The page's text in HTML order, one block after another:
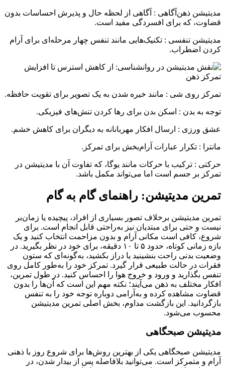
مدیتیشن ذهن‌آگاهی : آگاهی از لحظه حال و پذیرش احساسات بدون
قضاوت، که برای افسردگی مفید است.
مدیتیشن تنفسی : تکنیک‌هایی مانند تنفس چهار مرحله‌ای برای آرام
کردن اضطراب.
تمرکز روی شی : مانند خیره شدن به یک تصویر برای تقویت حافظه.
توجه به بدن : اسکن بدن برای رها کردن تنش‌های فیزیکی.
عشق ورزی : ارسال افکار مهربانانه به دیگران برای کاهش خشم.
مانترا : تکرار عبارات آرام‌بخش برای تمرکز.
حرکتی : ترکیب با حرکات مانند یوگا، که تفاوت آن با مدیتیشن در
تمرکز بر جسم است اما می‌تواند مکمل باشد.
تمرین مدیتیشن: راهنمای گام به گام
تمرین مدیتیشن برخلاف تصور بسیاری از افراد، پیچیده یا زمان‌بر
نیست و حتی برای مبتدیان نیز به‌راحتی قابل انجام است. برای
شروع، کافی است مکانی آرام و بدون مزاحمت انتخاب کنید و یک
بازه زمانی کوتاه، حدود ۵ تا ۱۰ دقیقه، برای خود در نظر بگیرید. در
وضعیت بدنی راحت بنشینید یا دراز بکشید، به‌گونه‌ای که ستون
فقرات در حالت طبیعی قرار گیرد. تمرکز خود را به‌طور کامل روی
تنفس بگذارید و ورود و خروج هوا را احساس کنید. در طول تمرین،
افکار مختلف به ذهن می‌آیند؛ نکته مهم این است که آن‌ها را بدون
قضاوت مشاهده کرده و به‌آرامی دوباره توجه خود را به تنفس
بازگردانید. این بازگشت مداوم، بخش اصلی تمرین مدیتیشن
محسوب می‌شود.
مدیتیشن صبحگاهی
مدیتیشن صبحگاهی یکی از بهترین روش‌ها برای شروع روز با ذهنی
آرام و متمرکز است. می‌توانید بلافاصله پس از بیدار شدن، در